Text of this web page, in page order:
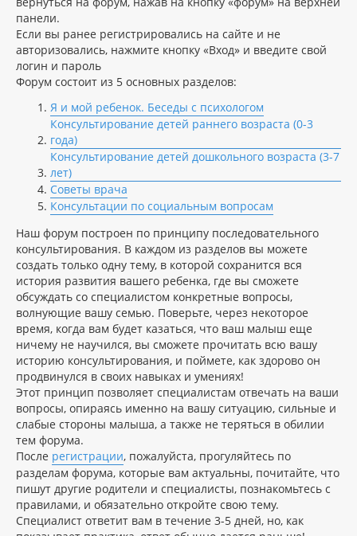
панели.
Если вы ранее регистрировались на сайте и не
авторизовались, нажмите кнопку «Вход» и введите свой
логин и пароль
Форум состоит из 5 основных разделов:
Я и мой ребенок. Беседы с психологом
Консультирование детей раннего возраста (0-3
года)
Консультирование детей дошкольного возраста (3-7
лет)
Советы врача
Консультации по социальным вопросам
Наш форум построен по принципу последовательного
консультирования. В каждом из разделов вы можете
создать только одну тему, в которой сохранится вся
история развития вашего ребенка, где вы сможете
обсуждать со специалистом конкретные вопросы,
волнующие вашу семью. Поверьте, через некоторое
время, когда вам будет казаться, что ваш малыш еще
ничему не научился, вы сможете прочитать всю вашу
историю консультирования, и поймете, как здорово он
продвинулся в своих навыках и умениях!
Этот принцип позволяет специалистам отвечать на ваши
вопросы, опираясь именно на вашу ситуацию, сильные и
слабые стороны малыша, а также не теряться в обилии
тем форума.
После регистрации, пожалуйста, прогуляйтесь по
разделам форума, которые вам актуальны, почитайте, что
пишут другие родители и специалисты, познакомьтесь с
правилами, и обязательно откройте свою тему.
Специалист ответит вам в течение 3-5 дней, но, как